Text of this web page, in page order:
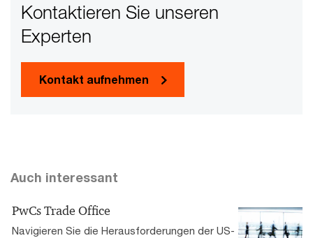
Kontaktieren Sie unseren
Experten
Kontakt aufnehmen
Auch interessant
PwCs Trade Office
Navigieren Sie die Herausforderungen der US-